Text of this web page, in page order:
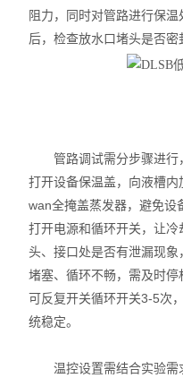
紫外分析仪
微波化学反应器
不锈钢常压反应釜
阻力，同时对管路进行保
后，检查放水口堵头是否密
管路调试需分步骤进行
打开设备保温盖，向液槽
wan全掩盖蒸发器，避免设
打开电源和循环开关，让
头、接口处是否有泄漏现
堵塞、循环不畅，需及时停
可反复开关循环开关3-5次
统稳定。
温控设置需结合实验需